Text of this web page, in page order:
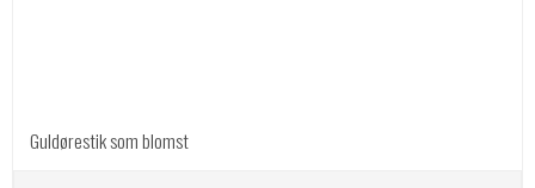
Guldørestik som blomst